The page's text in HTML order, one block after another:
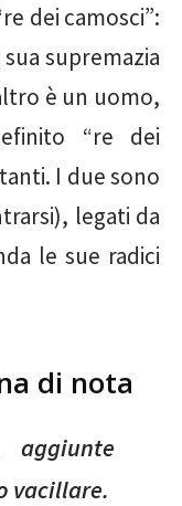
dei camosci”:
supremazia
è un uomo,
“re dei
I due sono
legati da
le sue radici
di nota
aggiunte
vacillare.